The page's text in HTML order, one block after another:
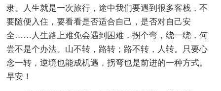
隶。人生就是一次旅行，途中我们要遇到很多客栈，不
要随便入住，要看看是否适合自己，是否对自己安
全……人生路上难免会遇到困难，拐个弯，绕一绕，何
尝不是个办法。山不转，路转；路不转，人转。只要心
念一转，逆境也能成机遇，拐弯也是前进的一种方式。
早安！